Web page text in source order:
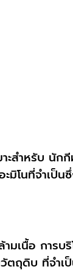
ะสำหรับ นัก
มิโนที่จำเป็น
มเนื้อ การบ
ตถุดิบ ที่จำเ